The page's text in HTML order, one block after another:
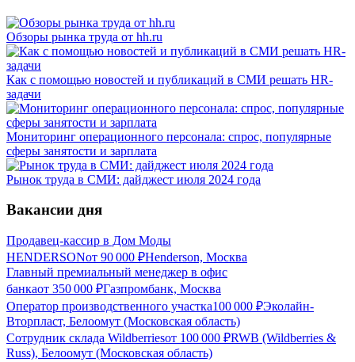
Обзоры рынка труда от hh.ru
Как с помощью новостей и публикаций в СМИ решать HR-
задачи
Мониторинг операционного персонала: спрос, популярные
сферы занятости и зарплата
Рынок труда в СМИ: дайджест июля 2024 года
Вакансии дня
Продавец-кассир в Дом Моды
HENDERSONот 90 000 ₽Henderson, Москва
Главный премиальный менеджер в офис
банкаот 350 000 ₽Газпромбанк, Москва
Оператор производственного участка100 000 ₽Эколайн-
Вторпласт, Белоомут (Московская область)
Сотрудник склада Wildberriesот 100 000 ₽RWB (Wildberries &
Russ), Белоомут (Московская область)